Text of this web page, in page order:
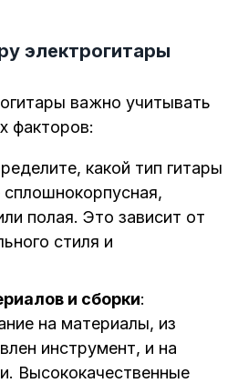
электрогитары
важно учитывать
факторов:
какой тип гитары
полая. Это зависит от
стиля и
и сборки:
на материалы, из
инструмент, и на
Высококачественные